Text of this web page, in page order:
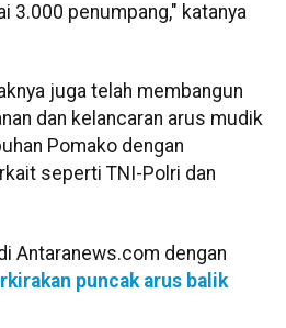
3.000 penumpang," katanya
juga telah membangun
dan kelancaran arus mudik
Pomako dengan
seperti TNI-Polri dan
Antaranews.com dengan
puncak arus balik